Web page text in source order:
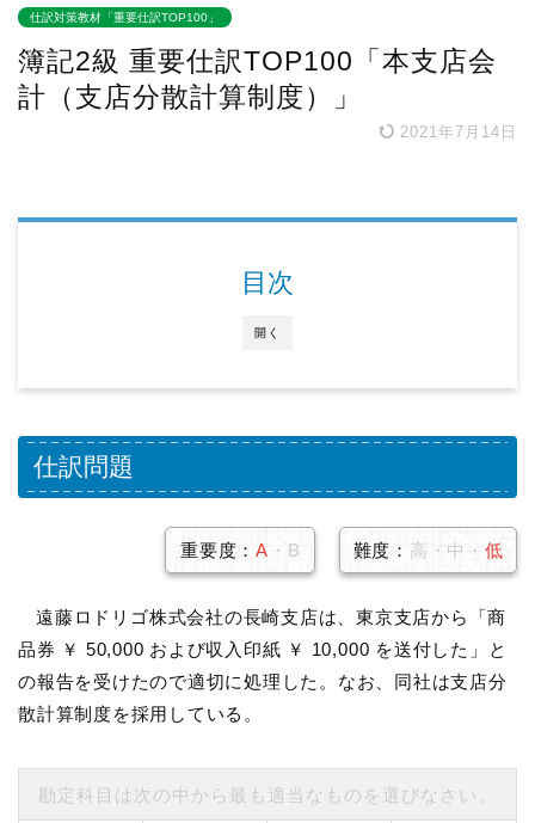
仕訳対策教材「重要仕訳TOP100」
簿記2級 重要仕訳TOP100「本支店会
計（支店分散計算制度）」
2021年7月14日
開く
目次
仕訳問題
難度： 高・中・ 低
重要度：A ・B
遠藤ロドリゴ株式会社の長崎支店は、東京支店から「商
品券 ￥ 50,000 および収入印紙 ￥ 10,000 を送付した」と
の報告を受けたので適切に処理した。なお、同社は支店分
散計算制度を採用している。
勘定科目は次の中から最も適当なものを選びなさい。